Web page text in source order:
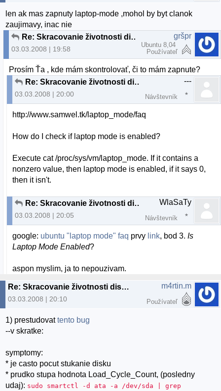
len ak mas zapnuty laptop-mode ,mohol by byt clanok
zaujimavy, inac nie
Re: Skracovanie životnosti diskov v Ubuntu
03.03.2008 | 19:58
gršpr
Ubuntu 8,04
Používateľ
Prosím Ťa , kde mám skontrolovať, či to mám zapnute?
Re: Skracovanie životnosti diskov v Ubuntu
03.03.2008 | 20:00
---
Návštevník
http://www.samwel.tk/laptop_mode/faq
How do I check if laptop mode is enabled?
Execute cat /proc/sys/vm/laptop_mode. If it contains a
nonzero value, then laptop mode is enabled, if it says 0,
then it isn't.
Re: Skracovanie životnosti diskov v Ubuntu
03.03.2008 | 20:05
WlaSaTy
Návštevník
google: ubuntu "laptop mode" faq prvy link, bod 3.Is
Laptop Mode Enabled?
aspon myslim, ja to nepouzivam.
Re: Skracovanie životnosti diskov v Ubuntu
03.03.2008 | 20:10
m4rtin.m
Používateľ
1) prestudovattento bug
--v skratke:
symptomy:
* je casto pocut stukanie disku
* prudko stupa hodnota Load_Cycle_Count, (posledny
udaj): sudo smartctl -d ata -a /dev/sda | grep